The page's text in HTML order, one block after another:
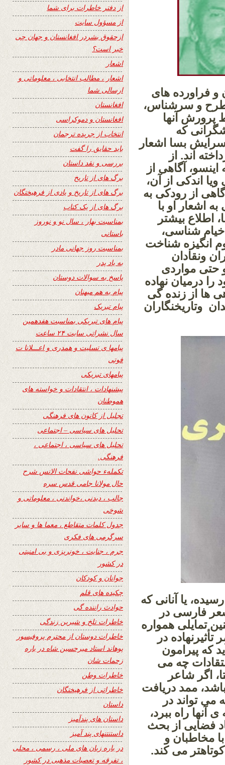
و فراورده های
و سرشناس،
پرورش آنها
که
سرایش بسا اشعار
اند. از
آگاهی از
اندکی از آن،
از رودکی به
اشعار او با
اطلاع بیشتر
خیام شناسی،
انگیزه شناخت
ونقادان
حتی مواردی
را درمیان نهاده
ها از زنده گی
وتاریخنگاران
یا آنانی که
فارسی در
تمایلی همواره
در
که پیرامون
چه می
اگر شاعر
ممد دریافت
می تواند در
آنها راه ببرد،
فضایی از بحث
مخاطبان و
می کند.
از دفتر خاطرات برای شما
از مسؤول سایت
ازحقوق بشردر افغانستان و جهان چی
خبر است؟
اشعار
اشعار ، مطالب انتخابی ، معلوماتی و
ارسالی شما
افغانستان
افغانستان و دموکراسی
انتخاب از جریده ترجمان
باید حقایق را گفت
بررسی و نقد داستان
برگ های از تاریخ
برگ های از تاریخ و یادی از فرهیختگان
برگ های از یک کتاب
بمناسبت بهار ، سال نو و نوروز
باستانی
بمناسبت روز جهانی مادر
به یاد پدر
پاسخ به سوالات دوستان
پیام به هم میهنان
پیام تبریک
پیام های تبریکی بمناسبت هفدهمین
سال نشراتی سایت ۲۴ ساعت
پیامها ی تسلیت و همدری و اعـــلانا ت
فوتی
پیامهای تبریکی
پیشنهادات ، انتقادات و خواسته های
هموطنان
تجلیل از کانون های فرهنگی
تحلیل های سیاسی – اجتماعی
تحلیل های سیاسی ، اجتماعی ،
فرهنگی.
تکملهء حواشی نفحات الانس شرح
حال مولانا جامی قدس سره
جالب ، دیدنی ،خواندنی ، معلوماتی و
شوخی
جدول کلمات متقاطع ، معما ها و سایر
سرگرمی های فکری
جرم ، جنایت ، خونریزی و بی امنیتی
در کشور
جوانان و کودکان
چکیده های قلم
حوادث راننده گی
خاطرات تلخ و شیرین زندگی
خاطرات دوستان از محترم پروفیسور
پوهاند استاد میرحسین شاه در باره
زحمات شان
خاطرات وطن
خاطراتی از فرهیختگان
داستان
داستان های پندآمیز
داستنتنهای پند آمیز
در باره زبان های ملی ، رسمی ، محلی
، تفرقه و تعصبات مذهبی در کشور